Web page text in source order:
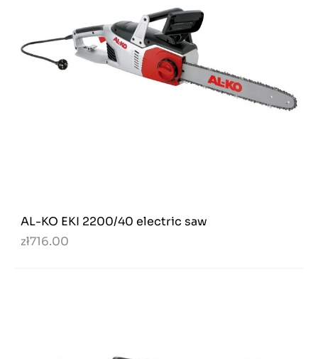
AL-KO EKI 2200/40 electric saw
zł716.00